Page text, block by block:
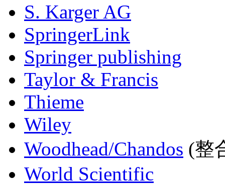
S. Karger AG
SpringerLink
Springer publishing
Taylor & Francis
Thieme
Wiley
Woodhead/Chandos (整
World Scientific